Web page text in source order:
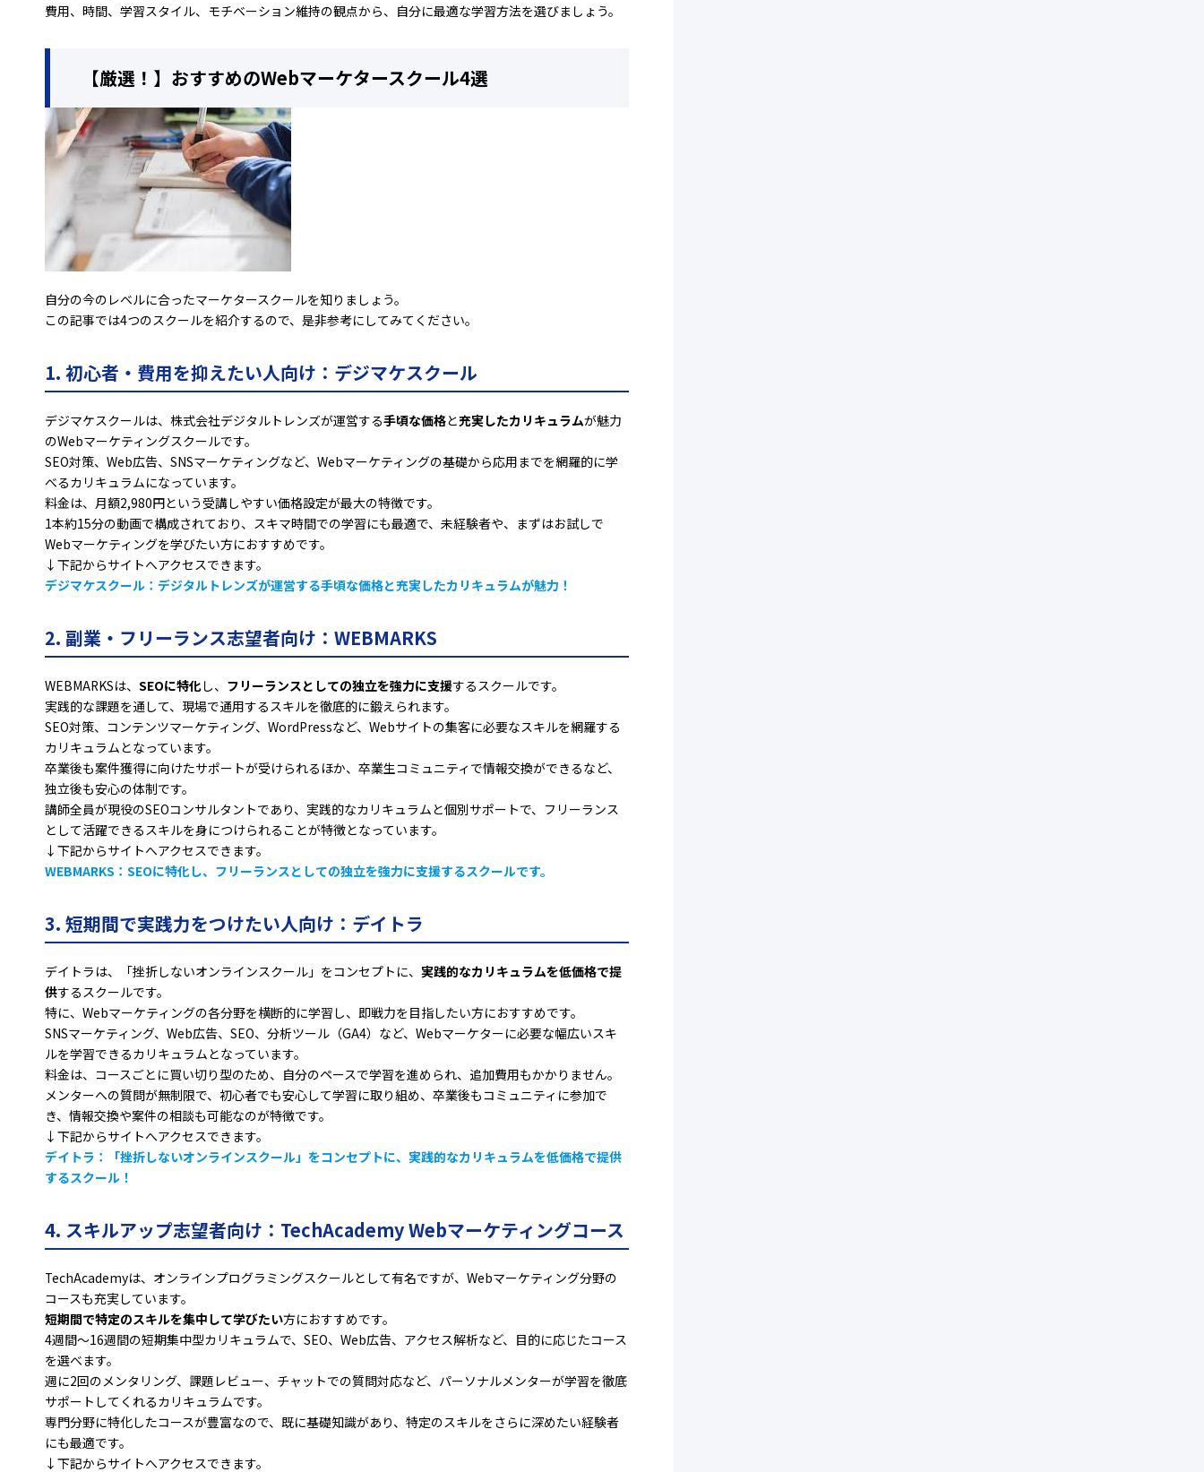
費用、時間、学習スタイル、モチベーション維持の観点から、自分に最適な学習方法を選びましょう。
【厳選！】おすすめのWebマーケタースクール4選
自分の今のレベルに合ったマーケタースクールを知りましょう。
この記事では4つのスクールを紹介するので、是非参考にしてみてください。
1. 初心者・費用を抑えたい人向け：デジマケスクール
デジマケスクールは、株式会社デジタルトレンズが運営する手頃な価格と充実したカリキュラムが魅力
のWebマーケティングスクールです。
SEO対策、Web広告、SNSマーケティングなど、Webマーケティングの基礎から応用までを網羅的に学
べるカリキュラムになっています。
料金は、 月額2,980円という受講しやすい価格設定が最大の特徴です。
1本約15分の動画で構成されており、スキマ時間での学習にも最適で、未経験者や、まずはお試しで
Webマーケティングを学びたい方におすすめです。
↓下記からサイトへアクセスできます。
デジマケスクール：デジタルトレンズが運営する手頃な価格と充実したカリキュラムが魅力！
2. 副業・フリーランス志望者向け：WEBMARKS
WEBMARKSは、 SEOに特化し、 フリーランスとしての独立を強力に支援するスクールです。
実践的な課題を通して、現場で通用するスキルを徹底的に鍛えられます。
SEO対策、コンテンツマーケティング、WordPressなど、Webサイトの集客に必要なスキルを網羅する
カリキュラムとなっています。
卒業後も案件獲得に向けたサポートが受けられるほか、卒業生コミュニティで情報交換ができるなど、
独立後も安心の体制です。
講師全員が現役のSEOコンサルタントであり、実践的なカリキュラムと個別サポートで、フリーランス
として活躍できるスキルを身につけられることが特徴となっています。
↓下記からサイトへアクセスできます。
WEBMARKS：SEOに特化し、フリーランスとしての独立を強力に支援するスクールです。
3. 短期間で実践力をつけたい人向け：デイトラ
デイトラは、「挫折しないオンラインスクール」をコンセプトに、 実践的なカリキュラムを低価格で提
供するスクールです。
特に、Webマーケティングの各分野を横断的に学習し、即戦力を目指したい方におすすめです。
SNSマーケティング、Web広告、SEO、分析ツール（GA4）など、Webマーケターに必要な幅広いスキ
ルを学習できるカリキュラムとなっています。
料金は、コースごとに買い切り型のため、自分のペースで学習を進められ、追加費用もかかりません。
メンターへの質問が無制限で、初心者でも安心して学習に取り組め、卒業後もコミュニティに参加で
き、情報交換や案件の相談も可能なのが特徴です。
↓下記からサイトへアクセスできます。
デイトラ：「挫折しないオンラインスクール」をコンセプトに、実践的なカリキュラムを低価格で提供
するスクール！
4. スキルアップ志望者向け：TechAcademy Webマーケティングコース
TechAcademyは、オンラインプログラミングスクールとして有名ですが、Webマーケティング分野の
コースも充実しています。
短期間で特定のスキルを集中して学びたい方におすすめです。
4週間〜16週間の短期集中型カリキュラムで、SEO、Web広告、アクセス解析など、目的に応じたコース
を選べます。
週に2回のメンタリング、課題レビュー、チャットでの質問対応など、パーソナルメンターが学習を徹底
サポートしてくれるカリキュラムです。
専門分野に特化したコースが豊富なので、既に基礎知識があり、特定のスキルをさらに深めたい経験者
にも最適です。
↓下記からサイトへアクセスできます。